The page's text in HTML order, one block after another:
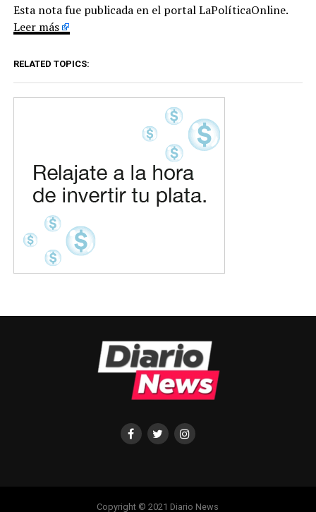
Esta nota fue publicada en el portal LaPolíticaOnline.
Leer más
RELATED TOPICS:
Copyright © 2021 Diario News